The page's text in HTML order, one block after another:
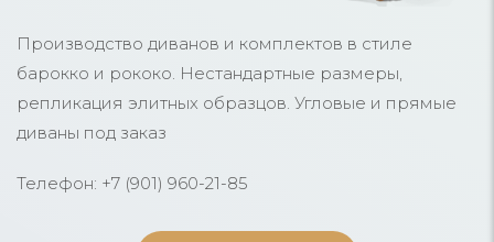
Производство диванов и комплектов в стиле
барокко и рококо. Нестандартные размеры,
репликация элитных образцов. Угловые и прямые
диваны под заказ
Телефон: +7 (901) 960-21-85